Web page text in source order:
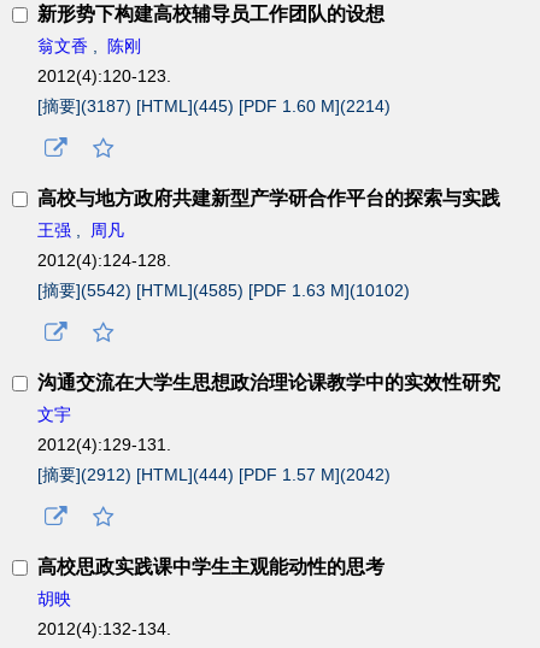
新形势下构建高校辅导员工作团队的设想
翁文香 ,
陈刚
2012(4):120-123.
[摘要](3187) [HTML](445) [PDF 1.60 M](2214)
高校与地方政府共建新型产学研合作平台的探索与实践
王强 ,
周凡
2012(4):124-128.
[摘要](5542) [HTML](4585) [PDF 1.63 M](10102)
沟通交流在大学生思想政治理论课教学中的实效性研究
文宇
2012(4):129-131.
[摘要](2912) [HTML](444) [PDF 1.57 M](2042)
高校思政实践课中学生主观能动性的思考
胡映
2012(4):132-134.